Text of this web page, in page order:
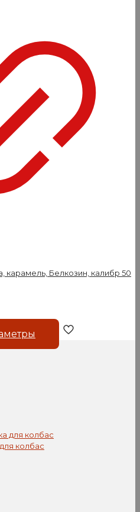
можно
выбрать
на
странице
товара.
карамель, Белкозин, калибр 50
Этот
для колбас
колбас